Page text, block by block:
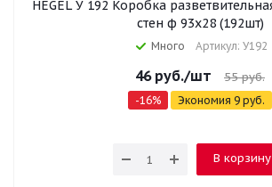
HEGEL У 192 Коробка разветвительная для сплошных
стен ф 93х28 (192шт)
Много Артикул: У192
46руб./шт 55руб.
-16% Экономия 9 руб.
В корзину